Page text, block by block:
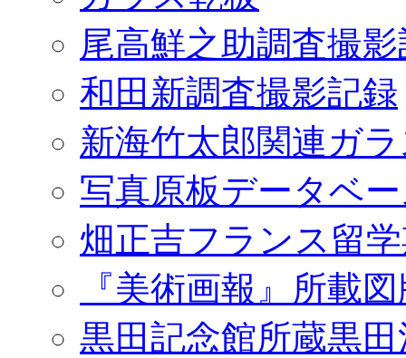
尾高鮮之助調査撮
和田新調査撮影記録
新海竹太郎関連ガ
写真原板データベ
畑正吉フランス留
『美術画報』所載
黒田記念館所蔵黒